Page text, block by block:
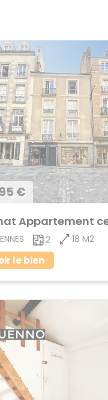
€
2 18 M2
le bien